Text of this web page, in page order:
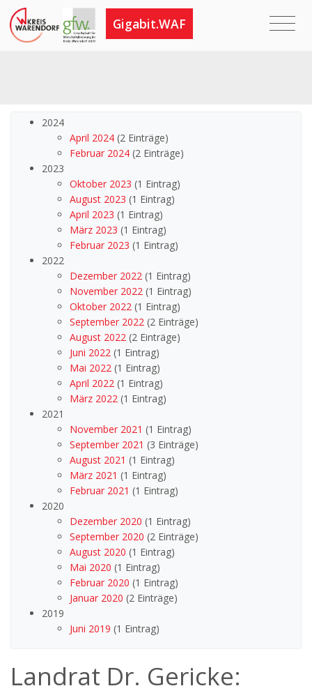
Gigabit.WAF
2024
April 2024(2 Einträge)
Februar 2024(2 Einträge)
2023
Oktober 2023 (1 Eintrag)
August 2023 (1 Eintrag)
April 2023 (1 Eintrag)
März 2023 (1 Eintrag)
Februar 2023 (1 Eintrag)
2022
Dezember 2022 (1 Eintrag)
November 2022 (1 Eintrag)
Oktober 2022 (1 Eintrag)
September 2022 (2 Einträge)
August 2022 (2 Einträge)
Juni 2022 (1 Eintrag)
Mai 2022 (1 Eintrag)
April 2022 (1 Eintrag)
März 2022 (1 Eintrag)
2021
November 2021 (1 Eintrag)
September 2021 (3 Einträge)
August 2021 (1 Eintrag)
März 2021 (1 Eintrag)
Februar 2021 (1 Eintrag)
2020
Dezember 2020 (1 Eintrag)
September 2020 (2 Einträge)
August 2020 (1 Eintrag)
Mai 2020 (1 Eintrag)
Februar 2020 (1 Eintrag)
Januar 2020 (2 Einträge)
2019
Juni 2019 (1 Eintrag)
Landrat Dr. Gericke: